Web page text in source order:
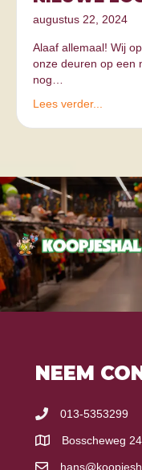
augustus 22, 2024
Alaaf allemaal! Wij
onze deuren op een
nog…
Lees verder...
NEEM
013-5353299
Bosscheweg